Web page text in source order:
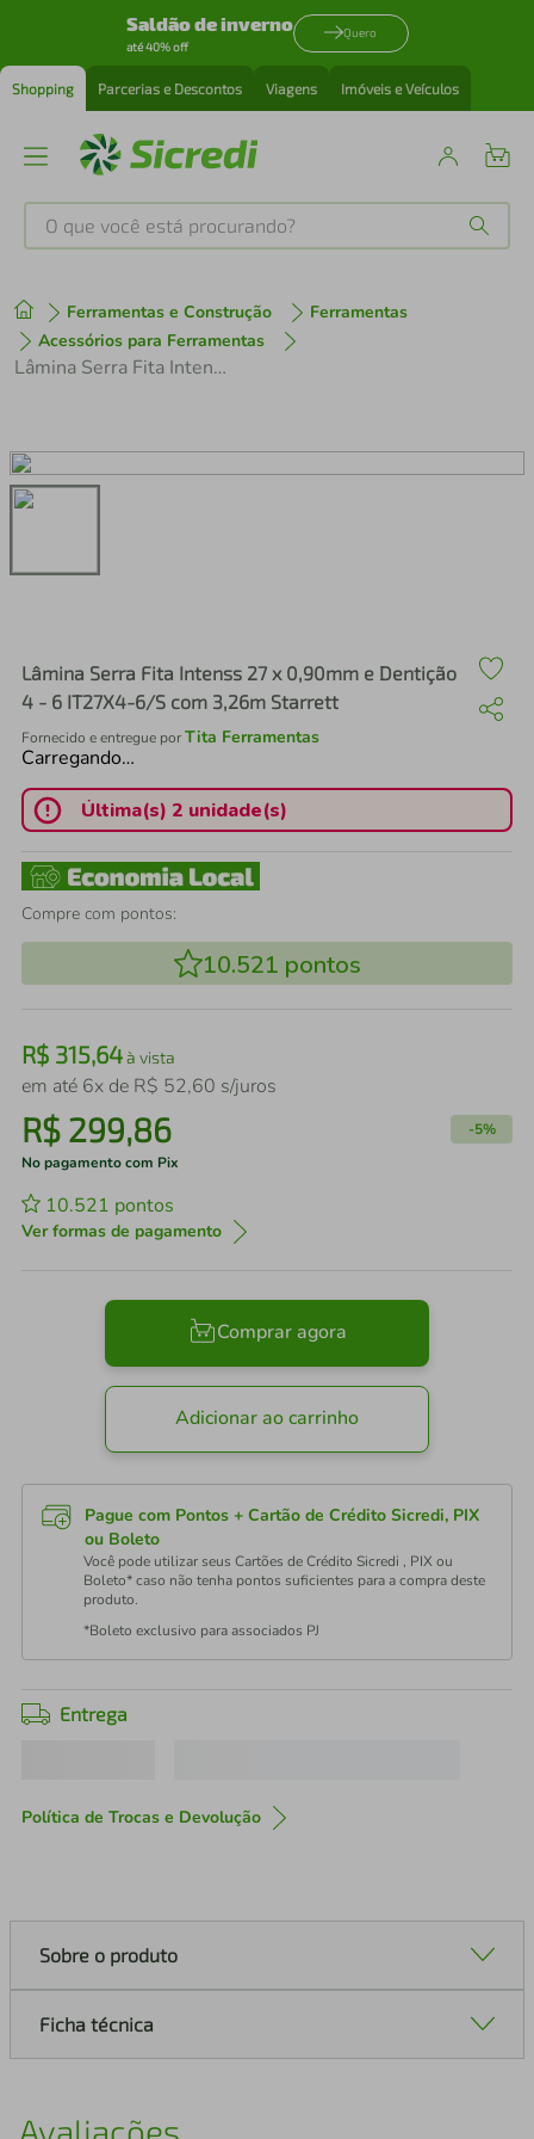
Saldão de inverno
até 40% off
Quero
Shopping Parcerias e Descontos Viagens Imóveis e Veículos
O que você está procurando?
Ferramentas e Construção
Ferramentas
Acessórios para Ferramentas
Lâmina Serra Fita Intenss 27 x 0,90mm e Dentição 4 - 6 IT27X4-6/S com 3,26m Starrett
Lâmina Serra Fita Intenss 27 x 0,90mm e Dentição
4 - 6 IT27X4-6/S com 3,26m Starrett
Fornecido e entregue porTita Ferramentas
Carregando…
Última(s) 2 unidade(s)
Compre com pontos:
10.521 pontos
R$ 315,64à vista
em até 6x de R$ 52,60 s/juros
R$ 299,86 -5%
No pagamento com Pix
10.521 pontos
Ver formas de pagamento
Comprar agora
Adicionar ao carrinho
Pague com Pontos + Cartão de Crédito Sicredi, PIX
ou Boleto
Você pode utilizar seus Cartões de Crédito Sicredi , PIX ou
Boleto* caso não tenha pontos suficientes para a compra deste
produto.
*Boleto exclusivo para associados PJ
Entrega
Política de Trocas e Devolução
Sobre o produto
Ficha técnica
Avaliações
1º tenis